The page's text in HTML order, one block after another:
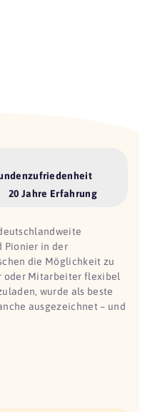
20 Jahre Erfahrung
Pionier in der
die Möglichkeit zu
oder Mitarbeiter flexibel
wurde als beste
ausgezeichnet – und